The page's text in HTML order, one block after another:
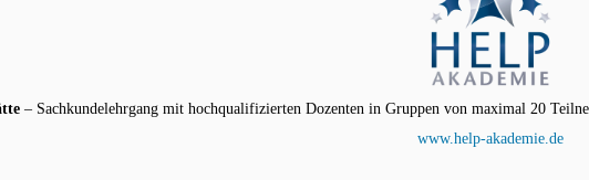
– Sachkundelehrgang mit hochqualifizierten Dozenten in Gruppen von maximal 20
www.help-akademie.de